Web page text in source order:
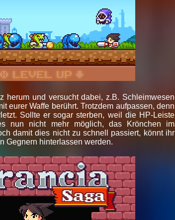
herum und versucht dabei, z.B. Schleimwesen
eurer Waffe berührt. Trotzdem aufpassen, denn
Sollte er sogar sterben, weil die HP-Leiste
nun nicht mehr möglich, das Krönchen im
damit dies nicht zu schnell passiert, könnt ihr
Gegnern hinterlassen werden.